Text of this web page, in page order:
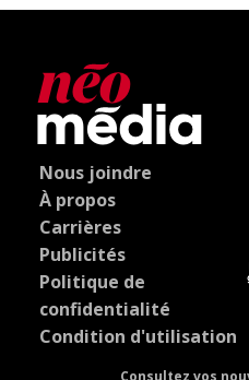
Nous joindre
À propos
Carrières
Publicités
Politique de
confidentialité
Condition d'utilisation